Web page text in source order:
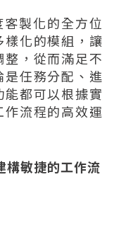
製化的全方位
化的模組，讓
，從而滿足不
任務分配、進
都可以根據實
流程的高效運
敏捷的工作流